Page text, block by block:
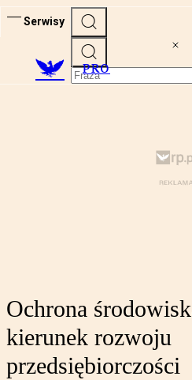
Serwisy
PRO
Ochrona
kierunek rozwoju
przedsiębiorczości